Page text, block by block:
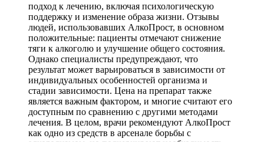
подход к лечению, включая психологическую
поддержку и изменение образа жизни. Отзывы
людей, использовавших АлкоПрост, в основном
положительные: пациенты отмечают снижение
тяги к алкоголю и улучшение общего состояния.
Однако специалисты предупреждают, что
результат может варьироваться в зависимости от
индивидуальных особенностей организма и
стадии зависимости. Цена на препарат также
является важным фактором, и многие считают его
доступным по сравнению с другими методами
лечения. В целом, врачи рекомендуют АлкоПрост
как одно из средств в арсенале борьбы с